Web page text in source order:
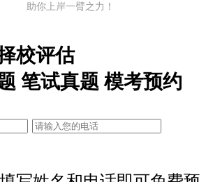
助你上岸一臂之力！
校评估
笔试真题 模考预约